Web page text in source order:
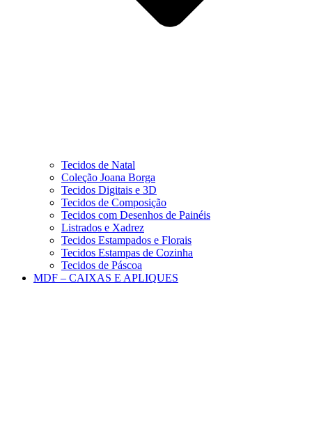
Tecidos de Natal
Coleção Joana Borga
Tecidos Digitais e 3D
Tecidos de Composição
Tecidos com Desenhos de Painéis
Listrados e Xadrez
Tecidos Estampados e Florais
Tecidos Estampas de Cozinha
Tecidos de Páscoa
MDF – CAIXAS E APLIQUES